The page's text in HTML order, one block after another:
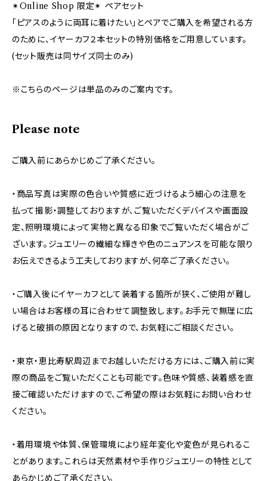
✴︎Online Shop 限定✴︎ ペアセット
「ピアスのように両耳に着けたい」とペアでご購入を希望される方
のために、イヤーカフ２本セットの特別価格をご用意しています。
(セット販売は同サイズ同士のみ)
※こちらのページは単品のみのご案内です。
Please note
ご購入前にあらかじめご了承ください。
・商品写真は実際の色合いや質感に近づけるよう細心の注意を
払って撮影・調整しておりますが、ご覧いただくデバイスや画面設
定、照明環境によって実物と異なる印象でご覧いただく場合がご
ざいます。ジュエリーの繊細な輝きや色のニュアンスを可能な限り
お伝えできるよう工夫しておりますが、何卒ご了承ください。
・ご購入後にイヤーカフとして装着する箇所が狭く、ご使用が難し
い場合はお客様の耳に合わせて調整致します。お手元で無理に広
げると破損の原因となりますので、お気軽にご相談ください。
・東京・恵比寿駅周辺までお越しいただける方には、ご購入前に実
際の商品をご覧いただくことも可能です。色味や質感、装着感を直
接ご確認いただけますので、ご希望の際はお気軽にお問い合わせ
ください。
・着用環境や体質、保管環境により経年変化や変色が見られるこ
とがあります。これらは天然素材や手作りジュエリーの特性として
あらかじめご了承ください。